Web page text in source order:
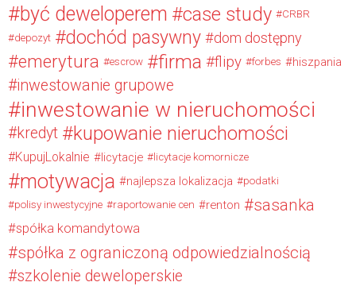
być deweloperem case study
CRBR
depozyt
dochód pasywny dom dostępny
emerytura escrow firma flipy forbes hiszpania
inwestowanie grupowe
inwestowanie w nieruchomości
kredyt kupowanie nieruchomości
KupujLokalnie licytacje licytacje komornicze
motywacja najlepsza lokalizacja
podatki
polisy inwestycyjne
raportowanie cen renton sasanka
spółka komandytowa
spółka z ograniczoną odpowiedzialnością
szkolenie deweloperskie